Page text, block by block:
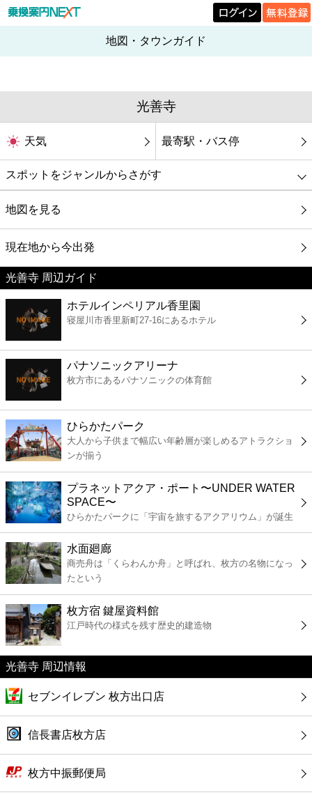
地図・タウンガイド
光善寺
天気 最寄駅・バス停
スポットをジャンルからさがす
グルメ
映画
美容
コンビニ
薬局
スーパー
エンタメ
レジャー
書店
ファミレス
カフェ
ショッピング
銀行
公共
病院
地図を見る
現在地から今出発
光善寺 周辺ガイド
ホテルインペリアル香里園
寝屋川市香里新町27-16にあるホテル
パナソニックアリーナ
枚方市にあるパナソニックの体育館
ひらかたパーク
大人から子供まで幅広い年齢層が楽しめるアトラクショ
ンが揃う
プラネットアクア・ポート〜UNDER WATER
SPACE〜
ひらかたパークに「宇宙を旅するアクアリウム」が誕生
水面廻廊
商売舟は「くらわんか舟」と呼ばれ、枚方の名物になっ
たという
枚方宿 鍵屋資料館
江戸時代の様式を残す歴史的建造物
光善寺 周辺情報
セブンイレブン 枚方出口店
信長書店枚方店
枚方中振郵便局